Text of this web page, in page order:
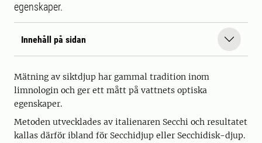
egenskaper.
Innehåll på sidan
Mätning av siktdjup har gammal tradition inom
limnologin och ger ett mått på vattnets optiska
egenskaper.
Metoden utvecklades av italienaren Secchi och resultatet
kallas därför ibland för Secchidjup eller Secchidisk-djup.